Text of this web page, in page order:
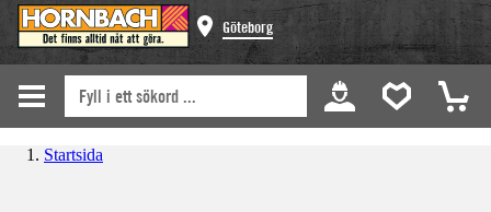
Göteborg
Startsida